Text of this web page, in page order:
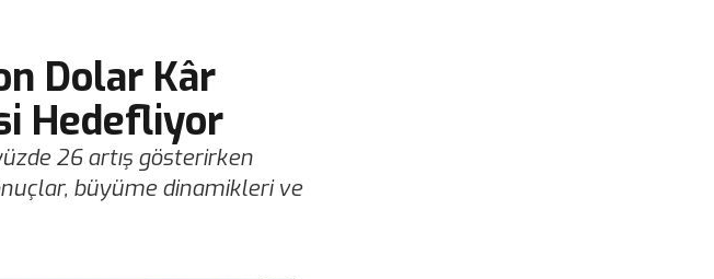
Dolar Kâr
Hedefliyor
26 artış gösterirken
büyüme dinamikleri ve